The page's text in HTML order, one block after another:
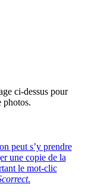
ci-dessus pour
photos.
peut s’y prendre
une copie de la
le mot-clic
.